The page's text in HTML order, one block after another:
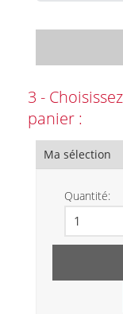
3 -
panier :
Ma sélection
Quantité: